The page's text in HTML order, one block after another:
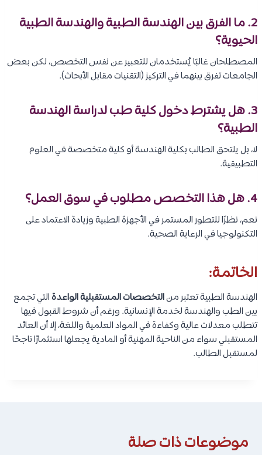
2. ما الفرق بين الهندسة الطبية والهندسة الطبية
الحيوية؟
المصطلحان غالبًا يُستخدمان للتعبير عن نفس التخصص، لكن بعض
الجامعات تفرق بينهما في التركيز (التقنيات مقابل الأبحاث).
3. هل يشترط دخول كلية طب لدراسة الهندسة
الطبية؟
لا، بل يلتحق الطالب بكلية الهندسة أو كلية متخصصة في العلوم
التطبيقية.
4. هل هذا التخصص مطلوب في سوق العمل؟
نعم، نظرًا للتطور المستمر في الأجهزة الطبية وزيادة الاعتماد على
التكنولوجيا في الرعاية الصحية.
الخاتمة:
الهندسة الطبية تعتبر منالتخصصات المستقبلية الواعدةالتي تجمع
بين الطب والهندسة لخدمة الإنسانية. ورغم أن شروط القبول فيها
تتطلب معدلات عالية وكفاءة في المواد العلمية واللغة، إلا أن العائد
المستقبلي سواء من الناحية المهنية أو المادية يجعلها استثمارًا ناجحًا
لمستقبل الطالب.
موضوعات ذات صلة